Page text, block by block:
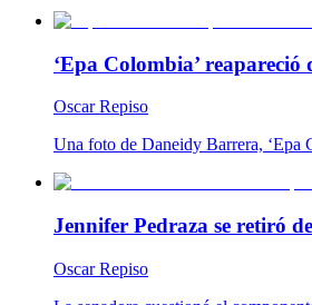
‘Epa Colombia’
Oscar Repiso
Una foto de Daneidy Barrera, ‘Epa
Jennifer Pedraza se retiró
Oscar Repiso